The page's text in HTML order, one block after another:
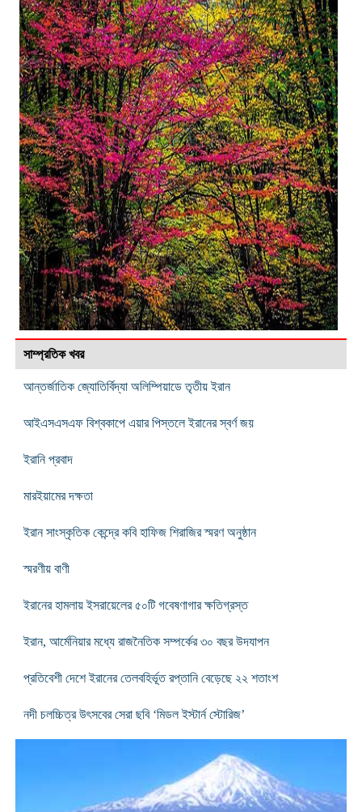
সাম্প্রতিক খবর
আন্তর্জাতিক জ্যোতির্বিদ্যা অলিম্পিয়াডে তৃতীয় ইরান
আইএসএসএফ বিশ্বকাপে এয়ার পিস্তলে ইরানের স্বর্ণ জয়
ইরানি প্রবাদ
মারইয়ামের দক্ষতা
ইরান সাংস্কৃতিক কেন্দ্রে কবি হাফিজ শিরাজির স্মরণ অনুষ্ঠান
স্মরণীয় বাণী
ইরানের হামলায় ইসরায়েলের ৫০টি গবেষণাগার ক্ষতিগ্রস্ত
ইরান, আর্মেনিয়ার মধ্যে রাজনৈতিক সম্পর্কের ৩০ বছর উদযাপন
প্রতিবেশী দেশে ইরানের তেলবহির্ভূত রপ্তানি বেড়েছে ২২ শতাংশ
নদী চলচ্চিত্র উৎসবের সেরা ছবি ‘মিডল ইস্টার্ন স্টোরিজ’